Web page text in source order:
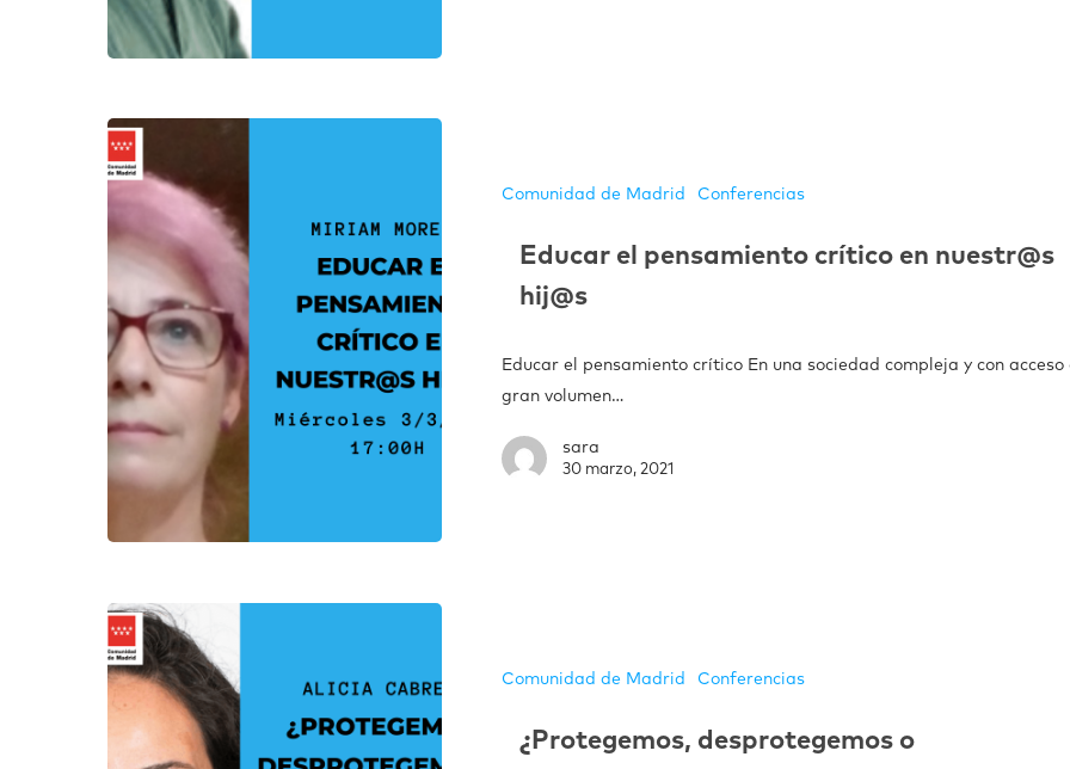
Comunidad de Madrid Conferencias
Educar el pensamiento crítico en nuestr@s
hij@s
Educar el pensamiento crítico En una sociedad compleja y con acceso
gran volumen…
sara
30 marzo, 2021
Comunidad de Madrid Conferencias
¿Protegemos, desprotegemos o